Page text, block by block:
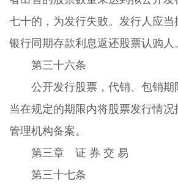
七十的，为发行失败。发行人应
银行同期存款利息返还股票认购人
第三十六条
公开发行股票，代销、包销期
当在规定的期限内将股票发行情
管理机构备案。
第三章 证 券 交 易
第三十七条